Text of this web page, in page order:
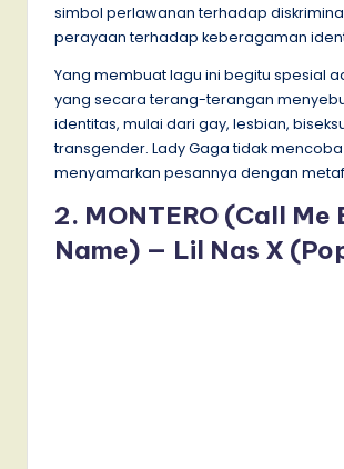
simbol perlawanan terhadap
perayaan terhadap keberagaman
Yang membuat lagu ini begitu spesial
yang secara terang-terangan
identitas, mulai dari gay, lesbian,
transgender. Lady Gaga tidak mencoba
menyamarkan pesannya dengan
2. MONTERO (Call Me
Name) — Lil Nas X